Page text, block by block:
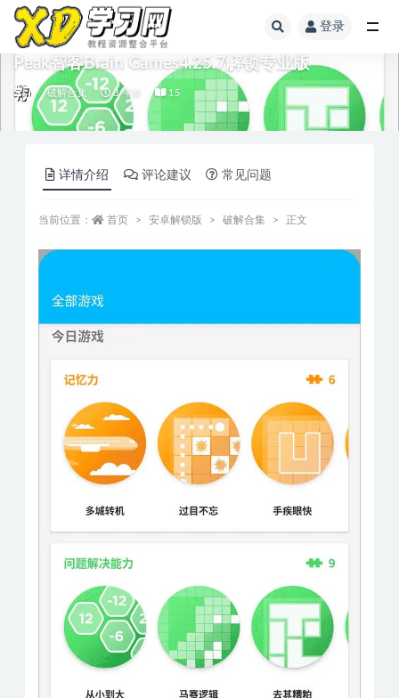
登录
Peak智客Brain Games4.25.7解锁专业版
破解合集 3 年前 15
详情介绍 评论建议 常见问题
当前位置： 首页 安卓解锁版 破解合集 正文